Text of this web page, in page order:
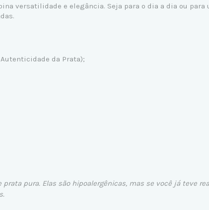
versatilidade e elegância. Seja para o dia a dia ou
da Prata);
pura. Elas são hipoalergênicas, mas se você já teve